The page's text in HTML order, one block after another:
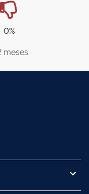
0%
meses.